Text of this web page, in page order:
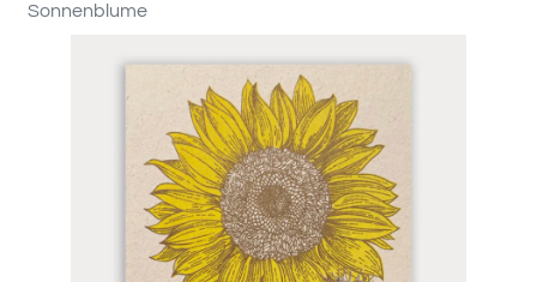
Sonnenblume